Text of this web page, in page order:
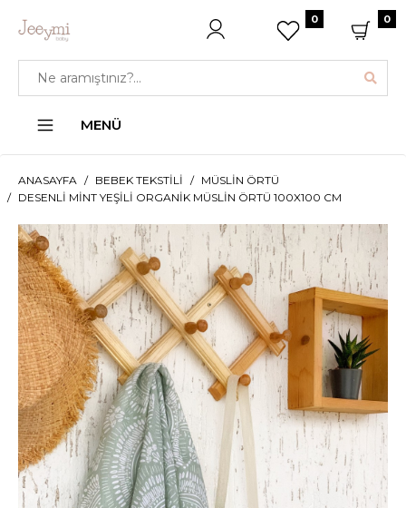
0 0
MENÜ
ANASAYFA BEBEK TEKSTILI
MÜSLIN ÖRTÜ
DESENLI MINT YEŞILI ORGANIK MÜSLIN ÖRTÜ 100X100 CM